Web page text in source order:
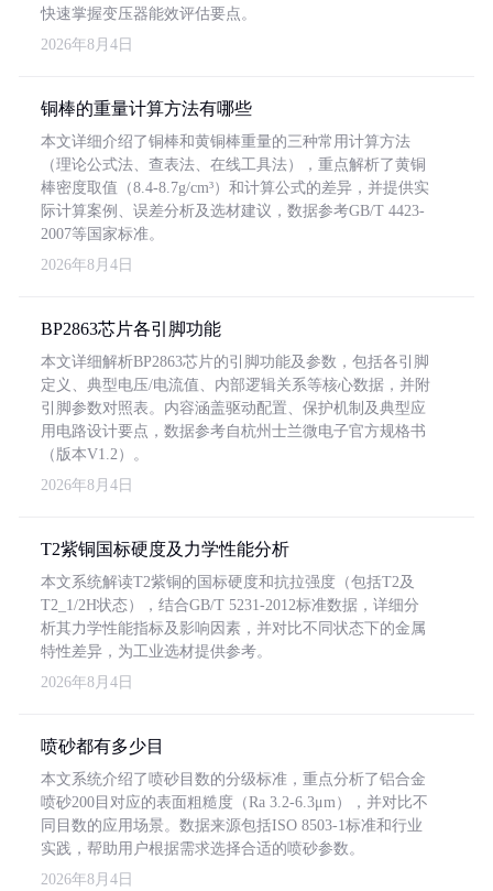
快速掌握变压器能效评估要点。
2026年8月4日
铜棒的重量计算方法有哪些
本文详细介绍了铜棒和黄铜棒重量的三种常用计算方法
（理论公式法、查表法、在线工具法），重点解析了黄铜
棒密度取值（8.4-8.7g/cm³）和计算公式的差异，并提供实
际计算案例、误差分析及选材建议，数据参考GB/T 4423-
2007等国家标准。
2026年8月4日
BP2863芯片各引脚功能
本文详细解析BP2863芯片的引脚功能及参数，包括各引脚
定义、典型电压/电流值、内部逻辑关系等核心数据，并附
引脚参数对照表。内容涵盖驱动配置、保护机制及典型应
用电路设计要点，数据参考自杭州士兰微电子官方规格书
（版本V1.2）。
2026年8月4日
T2紫铜国标硬度及力学性能分析
本文系统解读T2紫铜的国标硬度和抗拉强度（包括T2及
T2_1/2H状态），结合GB/T 5231-2012标准数据，详细分
析其力学性能指标及影响因素，并对比不同状态下的金属
特性差异，为工业选材提供参考。
2026年8月4日
喷砂都有多少目
本文系统介绍了喷砂目数的分级标准，重点分析了铝合金
喷砂200目对应的表面粗糙度（Ra 3.2-6.3μm），并对比不
同目数的应用场景。数据来源包括ISO 8503-1标准和行业
实践，帮助用户根据需求选择合适的喷砂参数。
2026年8月4日